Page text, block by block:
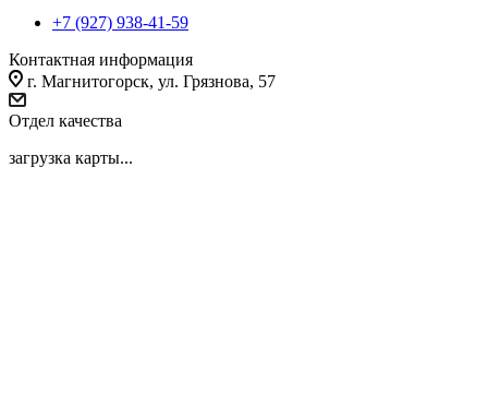
+7 (927) 938-41-59
Контактная информация
г. Магнитогорск, ул. Грязнова, 57
Отдел качества
загрузка карты...